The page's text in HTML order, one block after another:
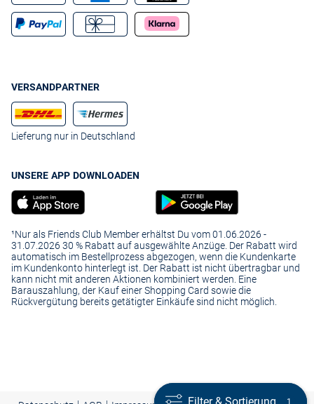
VERSANDPARTNER
Lieferung nur in Deutschland
UNSERE APP DOWNLOADEN
¹Nur als Friends Club Member erhältst Du vom 01.06.2026 -
31.07.2026 30 % Rabatt auf ausgewählte Anzüge. Der Rabatt wird
automatisch im Bestellprozess abgezogen, wenn die Kundenkarte
im Kundenkonto hinterlegt ist. Der Rabatt ist nicht übertragbar und
kann nicht mit anderen Aktionen kombiniert werden. Eine
Barauszahlung, der Kauf einer Shopping Card sowie die
Rückvergütung bereits getätigter Einkäufe sind nicht möglich.
11